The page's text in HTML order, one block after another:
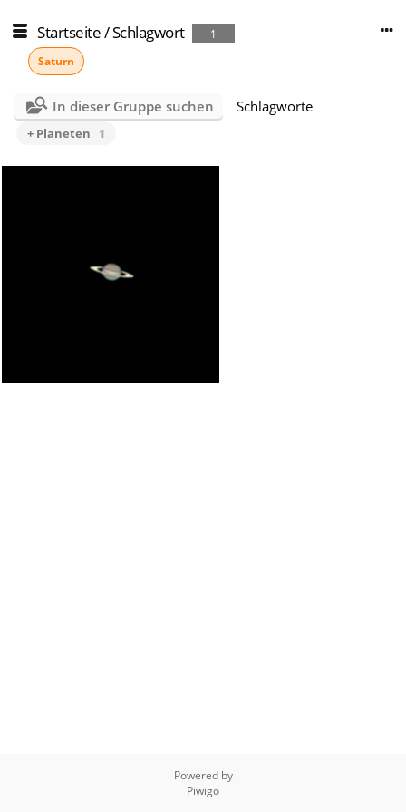
Startseite/Schlagwort
1
Saturn
In dieser Gruppe suchen Schlagworte
+ Planeten 1
Powered by
Piwigo